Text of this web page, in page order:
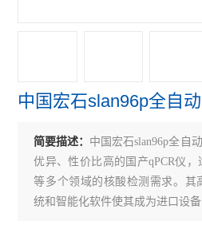
赛默飞QuantStudio5 PCR
赛默飞QuantStudio3 PCR
伯乐CFX Connect PCR仪
伯乐S1000 PCR仪
中国宏石slan96p全自
简要描述： 中国宏石slan96p全自
优异、性价比高的国产qPCR仪
等多个领域的核酸检测需求。其
统和智能化软件使其成为进口设备